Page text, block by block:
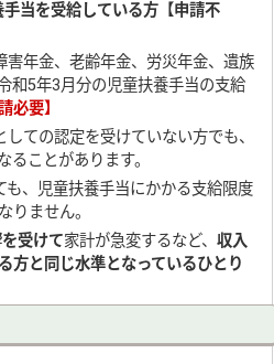
手当を受給している方 【申請不
害年金、老齢年金、労災年金、遺族
和5年3月分の児童扶養手当の支給
必要】
ての認定を受けていない方でも、
ることがあります。
、児童扶養手当にかかる支給限度
りません。
受けて家計が急変するなど、収入
方と同じ水準となっているひとり